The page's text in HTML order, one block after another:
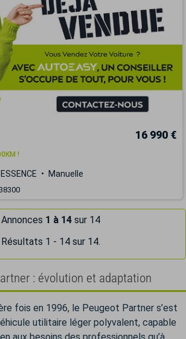
16 990 €
!
ESSENCE Manuelle
Annonces 1 à 14 sur 14
Résultats 1 - 14 sur 14.
: évolution et adaptation
fois en 1996, le Peugeot Partner s’est
utilitaire léger polyvalent, capable